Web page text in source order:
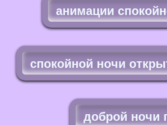
анимации
спокойной ночи
доброй ночи